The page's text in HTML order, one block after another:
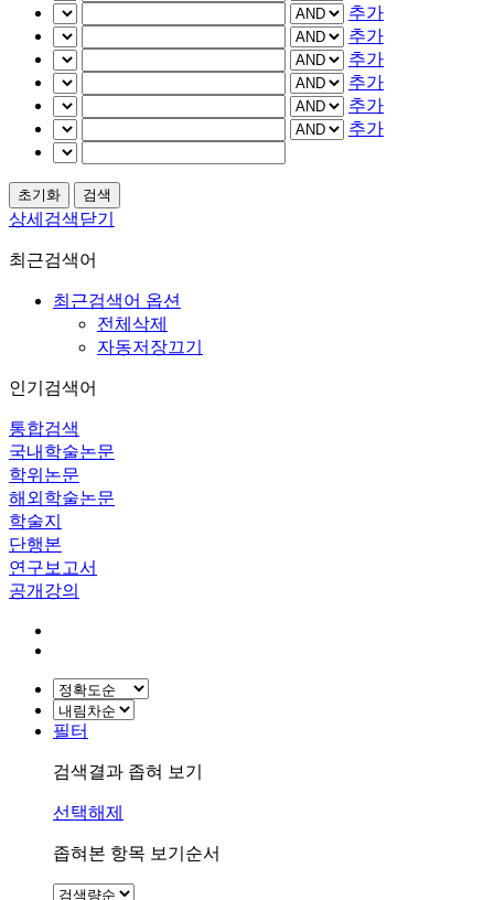
추가
추가
추가
추가
추가
추가
상세검색닫기
최근검색어
최근검색어 옵션
전체삭제
자동저장끄기
인기검색어
통합검색
국내학술논문
학위논문
해외학술논문
학술지
단행본
연구보고서
공개강의
필터
검색결과 좁혀 보기
선택해제
좁혀본 항목 보기순서